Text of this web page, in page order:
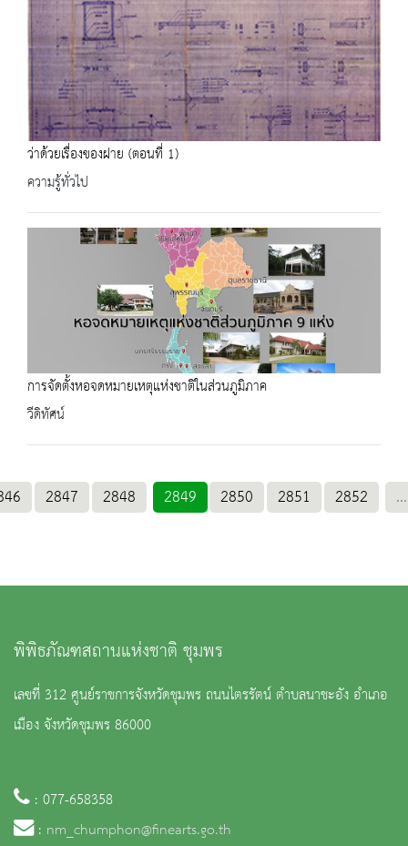
ว่าด้วยเรื่องของฝาย (ตอนที่ 1)
ความรู้ทั่วไป
การจัดตั้งหอจดหมายเหตุแห่งชาติในส่วนภูมิภาค
วีดิทัศน์
2847 2848 2849 2850 2851 2852 ...
พิพิธภัณฑสถานแห่งชาติ ชุมพร
เลขที่ 312 ศูนย์ราชการจังหวัดชุมพร ถนนไตรรัตน์ ตำบลนาชะอัง อำเภอ
เมือง จังหวัดชุมพร 86000
: 077-658358
: nm_chumphon@finearts.go.th